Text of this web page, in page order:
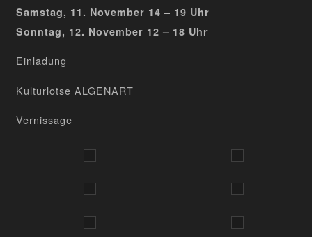
Samstag, 11. November 14 – 19 Uhr
Sonntag, 12. November 12 – 18 Uhr
Einladung
Kulturlotse ALGENART
Vernissage